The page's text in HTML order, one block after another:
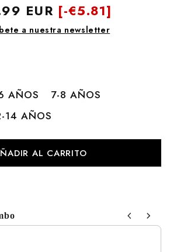
EUR [-€5.81]
a nuestra newsletter
AÑOS
7-8 AÑOS
14 AÑOS
AL CARRITO
Next buttons to navigate through